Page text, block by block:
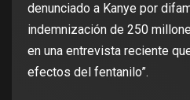
denunciado a Kanye por
indemnización de 250
en una entrevista reciente
efectos del fentanilo”.